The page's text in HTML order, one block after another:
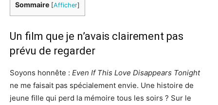
Sommaire [Afficher]
Un film que je n’avais clairement pas
prévu de regarder
Soyons honnête : Even If This Love Disappears Tonight
ne me faisait pas spécialement envie. Une histoire de
jeune fille qui perd la mémoire tous les soirs ? Sur le